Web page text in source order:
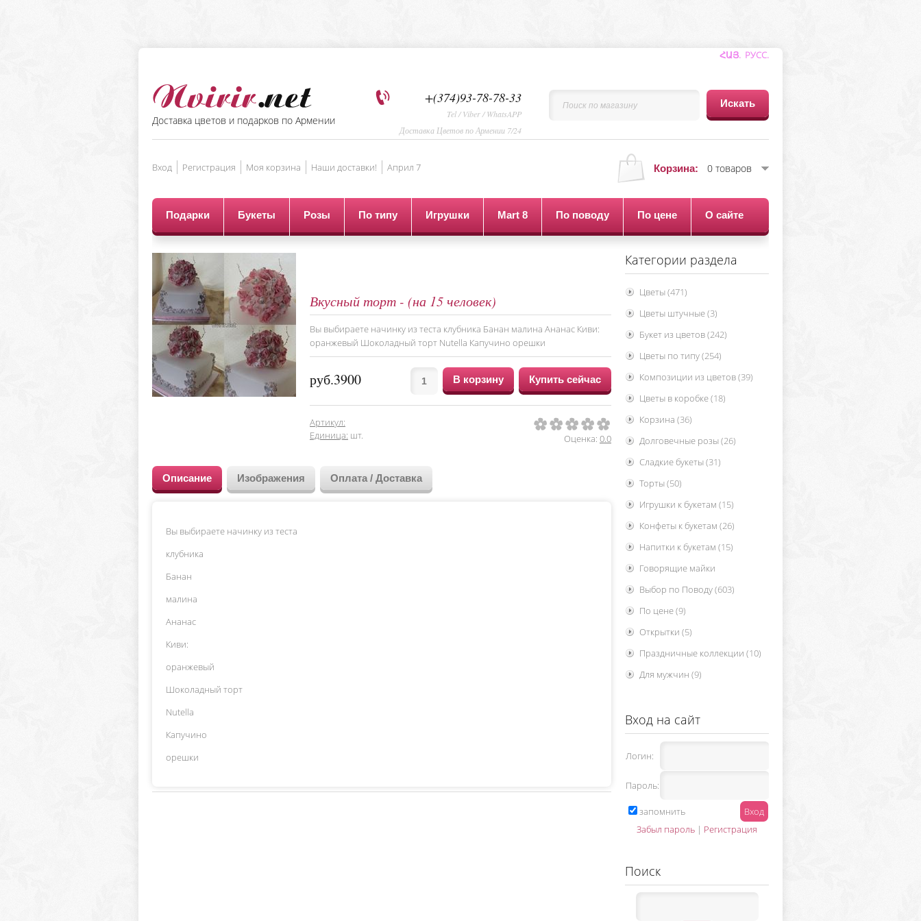
ՀԱՅ. РУСС.
Доставка цветов и подарков по Армении
+(374)93-78-78-33
Tel / Viber / WhatsAPP
Доставка Цветов по Армении 7/24
Вход Регистрация Моя корзина Наши доставки! Aприл 7 Корзина: 0 товаров
Подарки Букеты Розы По типу Игрушки Mart 8 По поводу По цене О сайте
Вкусный торт - (на 15 человек)
Вы выбираете начинку из теста клубника Банан малина Ананас Киви:
оранжевый Шоколадный торт Nutella Капучино орешки
руб.3900
Артикул:
Единица: шт.
1 2 3 4
5
Оценка: 0.0
Описание Изображения Оплата / Доставка
Вы выбираете начинку из теста
клубника
Банан
малина
Ананас
Киви:
оранжевый
Шоколадный торт
Nutella
Капучино
орешки
Категории раздела
Цветы(471)
Цветы штучные(3)
Букет из цветов(242)
Цветы по типу(254)
Композиции из цветов(39)
Цветы в коробке(18)
Корзина (36)
Долговечные розы(26)
Сладкие букеты(31)
Торты(50)
Игрушки к букетам (15)
Конфеты к букетам (26)
Напитки к букетам (15)
Говорящие майки
Выбор по Поводу(603)
По цене(9)
Открытки (5)
Праздничные коллекции (10)
Для мужчин (9)
Вход на сайт
Логин:
Пароль:
запомнить
Забыл пароль | Регистрация
Поиск